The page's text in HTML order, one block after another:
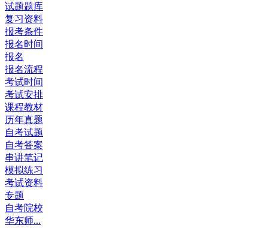
试题题库
复习资料
报考条件
报名时间
报名
报名流程
考试时间
考试安排
课程教材
历年真题
自考试题
自考答案
串讲笔记
模拟练习
考试资料
专题
自考院校
华东师...